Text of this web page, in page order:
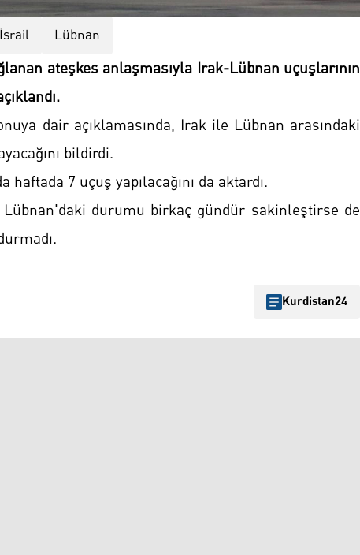
İsrail Lübnan
ateşkes anlaşmasıyla Irak-Lübnan uçuşlarının
dair açıklamasında, Irak ile Lübnan arasındaki
bildirdi.
7 uçuş yapılacağını da aktardı.
durumu birkaç gündür sakinleştirse de
Kurdistan24